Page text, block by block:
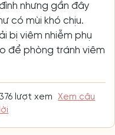
nhưng gần đây
có mùi khó chịu.
bị viêm nhiễm phụ
để phòng tránh viêm
lượt xem
Xem câu